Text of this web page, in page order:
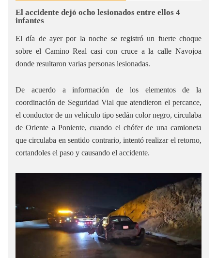
El accidente dejó ocho lesionados entre ellos 4
infantes
El día de ayer por la noche se registró un fuerte choque
sobre el Camino Real casi con cruce a la calle Navojoa
donde resultaron varias personas lesionadas.
De acuerdo a información de los elementos de la
coordinación de Seguridad Vial que atendieron el percance,
el conductor de un vehículo tipo sedán color negro, circulaba
de Oriente a Poniente, cuando el chófer de una camioneta
que circulaba en sentido contrario, intentó realizar el retorno,
cortandoles el paso y causando el accidente.